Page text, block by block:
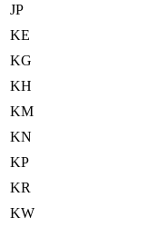
JP
KE
KG
KH
KM
KN
KP
KR
KW